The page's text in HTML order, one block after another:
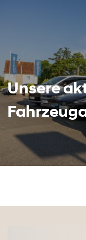
Unsere